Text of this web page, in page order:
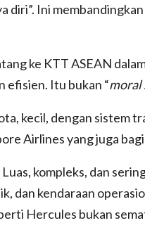
diri”. Ini
ke KTT ASEAN
efisien. Itu bukan “
kecil, dengan sistem
Airlines yang juga
kompleks, dan
dan kendaraan
Hercules bukan